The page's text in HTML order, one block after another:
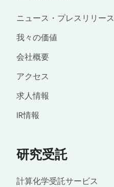
ニュース・プレスリリース
我々の価値
会社概要
アクセス
求人情報
IR情報
研究受託
計算化学受託サービス